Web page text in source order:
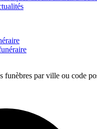
funèbres par ville ou code